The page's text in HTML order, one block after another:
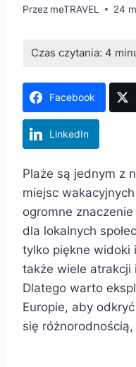
Przez meTRAVEL 24
Facebook
LinkedIn
Plaże są jednym z
miejsc
ogromne
dla lokalnych
tylko piękne widoki
także wiele atrakcji
Dlatego warto
Europie, aby
się